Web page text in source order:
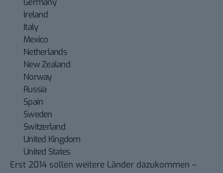
Germany
Ireland
Italy
Mexico
Netherlands
New Zealand
Norway
Russia
Spain
Sweden
Switzerland
United Kingdom
United States
Erst 2014 sollen weitere Länder dazukommen –